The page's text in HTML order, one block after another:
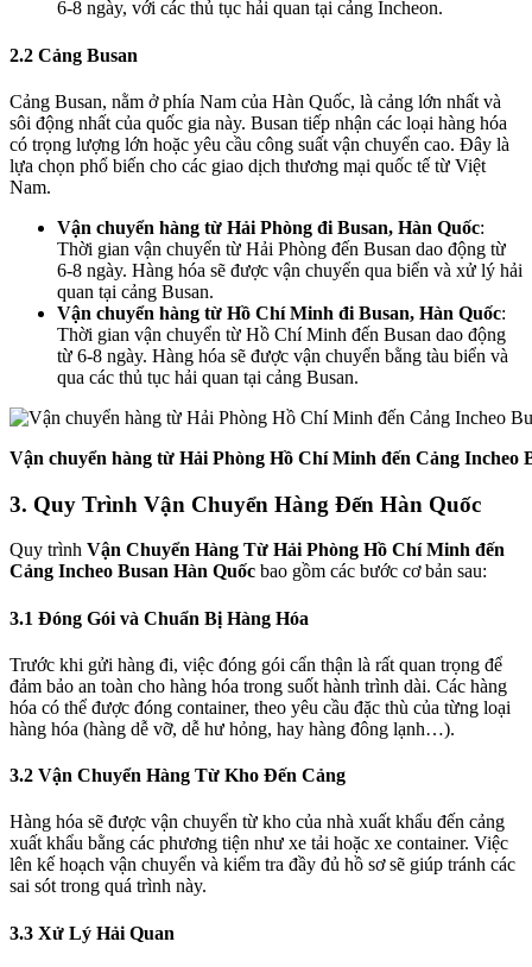
6-8 ngày, với các thủ tục hải quan tại cảng Incheon.
2.2 Cảng Busan
Cảng Busan, nằm ở phía Nam của Hàn Quốc, là cảng lớn nhất và
sôi động nhất của quốc gia này. Busan tiếp nhận các loại hàng hóa
có trọng lượng lớn hoặc yêu cầu công suất vận chuyển cao. Đây là
lựa chọn phổ biến cho các giao dịch thương mại quốc tế từ Việt
Nam.
Vận chuyển hàng từ Hải Phòng đi Busan, Hàn Quốc:
Thời gian vận chuyển từ Hải Phòng đến Busan dao động từ
6-8 ngày. Hàng hóa sẽ được vận chuyển qua biển và xử lý hải
quan tại cảng Busan.
Vận chuyển hàng từ Hồ Chí Minh đi Busan, Hàn Quốc:
Thời gian vận chuyển từ Hồ Chí Minh đến Busan dao động
từ 6-8 ngày. Hàng hóa sẽ được vận chuyển bằng tàu biển và
qua các thủ tục hải quan tại cảng Busan.
Vận chuyển hàng từ Hải Phòng Hồ Chí Minh đến Cảng Incheo
3. Quy Trình Vận Chuyển Hàng Đến Hàn Quốc
Quy trình Vận Chuyển Hàng Từ Hải Phòng Hồ Chí Minh đến
Cảng Incheo Busan Hàn Quốc bao gồm các bước cơ bản sau:
3.1 Đóng Gói và Chuẩn Bị Hàng Hóa
Trước khi gửi hàng đi, việc đóng gói cẩn thận là rất quan trọng để
đảm bảo an toàn cho hàng hóa trong suốt hành trình dài. Các hàng
hóa có thể được đóng container, theo yêu cầu đặc thù của từng loại
hàng hóa (hàng dễ vỡ, dễ hư hỏng, hay hàng đông lạnh…).
3.2 Vận Chuyển Hàng Từ Kho Đến Cảng
Hàng hóa sẽ được vận chuyển từ kho của nhà xuất khẩu đến cảng
xuất khẩu bằng các phương tiện như xe tải hoặc xe container. Việc
lên kế hoạch vận chuyển và kiểm tra đầy đủ hồ sơ sẽ giúp tránh các
sai sót trong quá trình này.
3.3 Xử Lý Hải Quan